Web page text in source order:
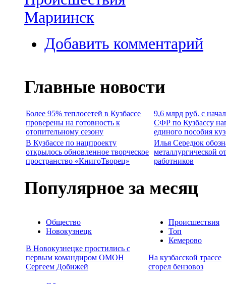
Мариинск
Добавить комментарий
Главные новости
Более 95% теплосетей в Кузбассе
проверены на готовность к
отопительному сезону
9,6 млрд руб. с
СФР по Кузбассу
единого пособия
В Кузбассе по нацпроекту
открылось обновленное творческое
пространство «КнигоТворец»
Илья Середюк
металлургической
работников
Популярное за месяц
Общество
Новокузнецк
В Новокузнецке простились с
первым командиром ОМОН
Сергеем Добижей
Происшествия
Топ
Кемерово
На кузбасской трассе
сгорел бензовоз